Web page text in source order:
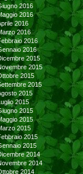
Giugno 2016
Maggio 2016
Aprile 2016
Marzo 2016
Febbraio 2016
Gennaio 2016
Dicembre 2015
Novembre 2015
Ottobre 2015
Settembre 2015
Agosto 2015
Luglio 2015
Giugno 2015
Maggio 2015
Marzo 2015
Febbraio 2015
Gennaio 2015
Dicembre 2014
Novembre 2014
Ottobre 2014